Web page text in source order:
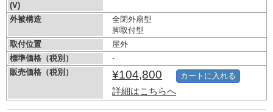
(V)
外被構造
全閉外扇型
脚取付型
取付位置
屋外
標準価格（税別）
-
販売価格（税別）
¥104,800
詳細はこちらへ
カートに入れる